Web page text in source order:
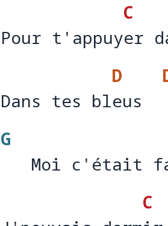
Pour t'appuy
C
er
Pour t'appuyer
Dans tes bl
D
eus
Dans tes bleus
G
Moi c'était
Moi c'était
C